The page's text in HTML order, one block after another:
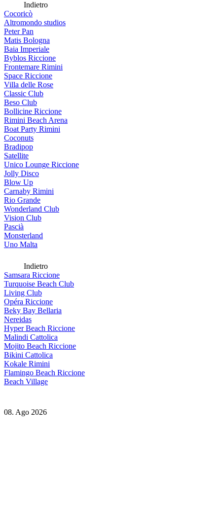
Indietro
Cocoricò
Altromondo studios
Peter Pan
Matis Bologna
Baia Imperiale
Byblos Riccione
Frontemare Rimini
Space Riccione
Villa delle Rose
Classic Club
Beso Club
Bollicine Riccione
Rimini Beach Arena
Boat Party Rimini
Coconuts
Bradipop
Satellite
Unico Lounge Riccione
Jolly Disco
Blow Up
Carnaby Rimini
Rio Grande
Wonderland Club
Vision Club
Pascià
Monsterland
Uno Malta
Indietro
Samsara Riccione
Turquoise Beach Club
Living Club
Opéra Riccione
Beky Bay Bellaria
Nereidas
Hyper Beach Riccione
Malindi Cattolica
Mojito Beach Riccione
Bikini Cattolica
Kokale Rimini
Flamingo Beach Riccione
Beach Village
08. Ago 2026